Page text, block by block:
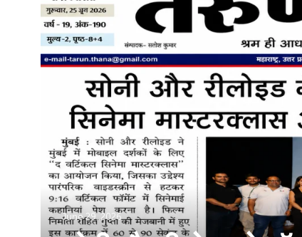
June 29, 2026